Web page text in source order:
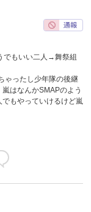
もいい二人→舞祭組
ゃったし少年隊の後継
はなんかSMAPのよう
もやっていけるけど嵐